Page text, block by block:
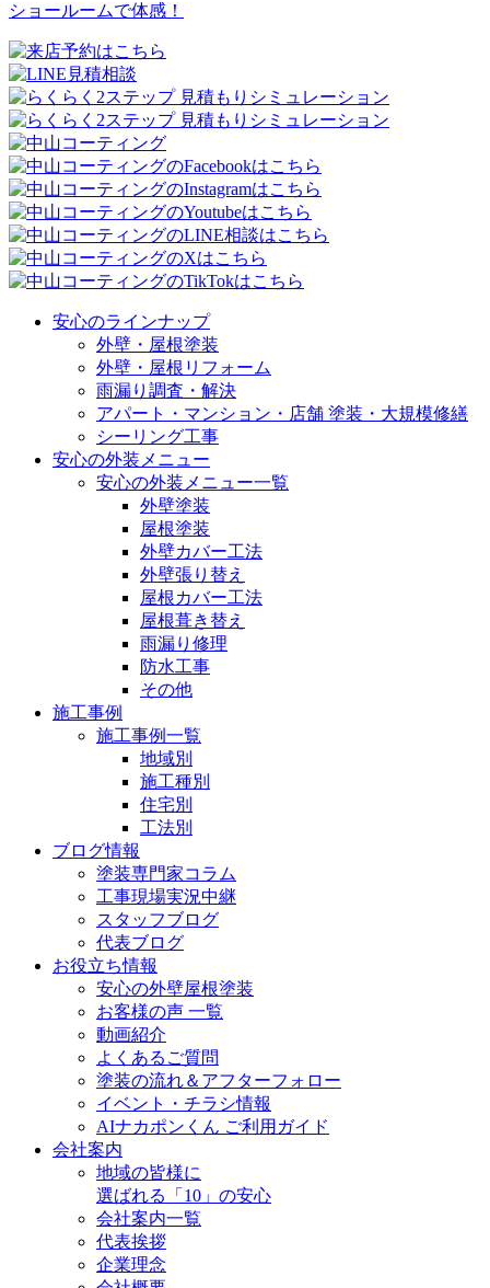
ショールームで体感！
安心のラインナップ
外壁・屋根塗装
外壁・屋根リフォーム
雨漏り調査・解決
アパート・マンション・店舗 塗装・大規模修繕
シーリング工事
安心の外装メニュー
安心の外装メニュー一覧
外壁塗装
屋根塗装
外壁カバー工法
外壁張り替え
屋根カバー工法
屋根葺き替え
雨漏り修理
防水工事
その他
施工事例
施工事例一覧
地域別
施工種別
住宅別
工法別
ブログ情報
塗装専門家コラム
工事現場実況中継
スタッフブログ
代表ブログ
お役立ち情報
安心の外壁屋根塗装
お客様の声 一覧
動画紹介
よくあるご質問
塗装の流れ＆アフターフォロー
イベント・チラシ情報
AIナカポンくん ご利用ガイド
会社案内
地域の皆様に
選ばれる「10」の安心
会社案内一覧
代表挨拶
企業理念